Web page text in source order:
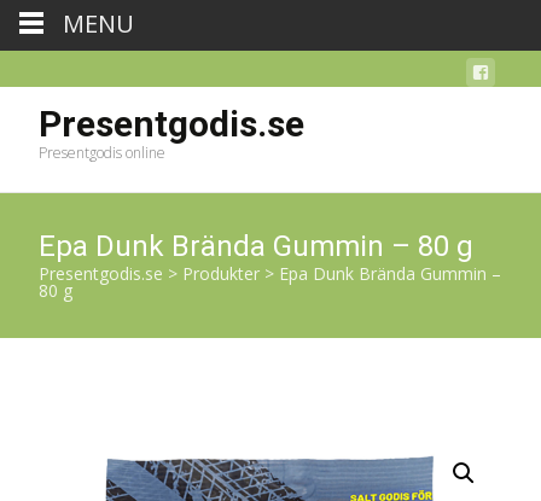
Presentgodis.se
Presentgodis online
Epa Dunk Brända Gummin – 80 g
Presentgodis.se > Produkter > Epa Dunk Brända Gummin –
80 g
MENU